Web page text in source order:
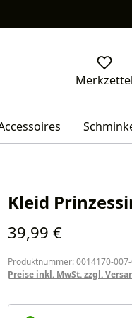
Kleid
Regulärer Preis:
39,99 €
Produktnummer: 0014170-
Preise inkl. MwSt. zzgl.